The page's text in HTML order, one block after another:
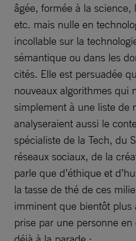
âgée, formée à la science,
etc. mais nulle en
incollable sur la
sémantique ou dans les
cités. Elle est persuadée
nouveaux algorithmes qui
simplement à une liste de
analyseraient aussi le
spécialiste de la Tech, du
réseaux sociaux, de la
parle que d’éthique et
la tasse de thé de ces
imminent que bientôt plus
prise par une personne